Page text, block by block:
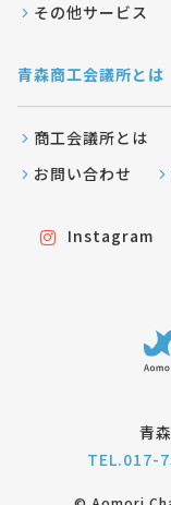
その他サービス
青森商工会議所とは
商工会議所とは
お問い合わせ
Instagram
青
TEL.017-